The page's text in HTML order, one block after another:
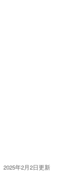
2025年2月2日更新